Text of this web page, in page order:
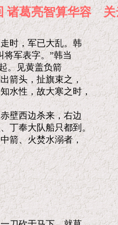
诸葛亮智算华
时，军已大乱。韩
将军表字。”韩当
。见黄盖负箭
箭头，扯旗束之，
水性，故大寒之时，
壁西边杀来，右边
丁奉大队船只都到。
箭、火焚水溺者，